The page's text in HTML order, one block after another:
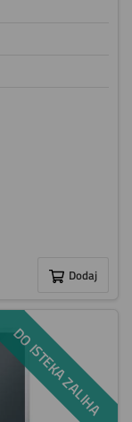
Dodaj
DO ISTEKA ZALIHA